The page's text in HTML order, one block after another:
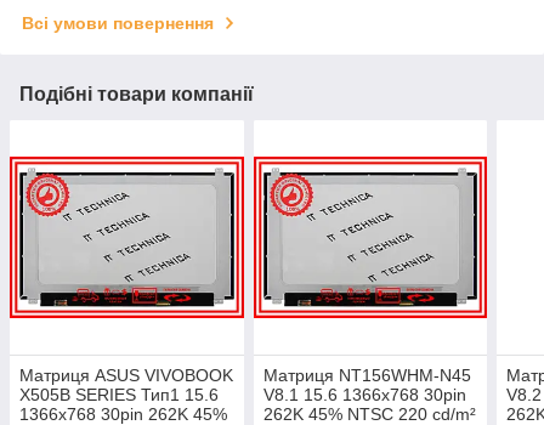
Всі умови повернення
Подібні товари компанії
Матриця ASUS VIVOBOOK
X505B SERIES Тип1 15.6
1366x768 30pin 262K 45%
Матриця NT156WHM-N45
V8.1 15.6 1366x768 30pin
262K 45% NTSC 220 cd/m²